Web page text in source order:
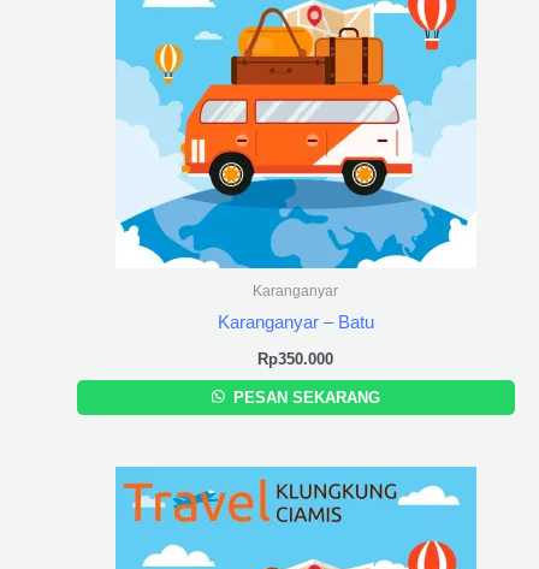
Karanganyar
Karanganyar – Batu
Rp350.000
PESAN SEKARANG